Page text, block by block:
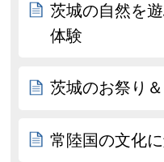
茨城の自然を
体験
茨城のお祭り
常陸国の文化